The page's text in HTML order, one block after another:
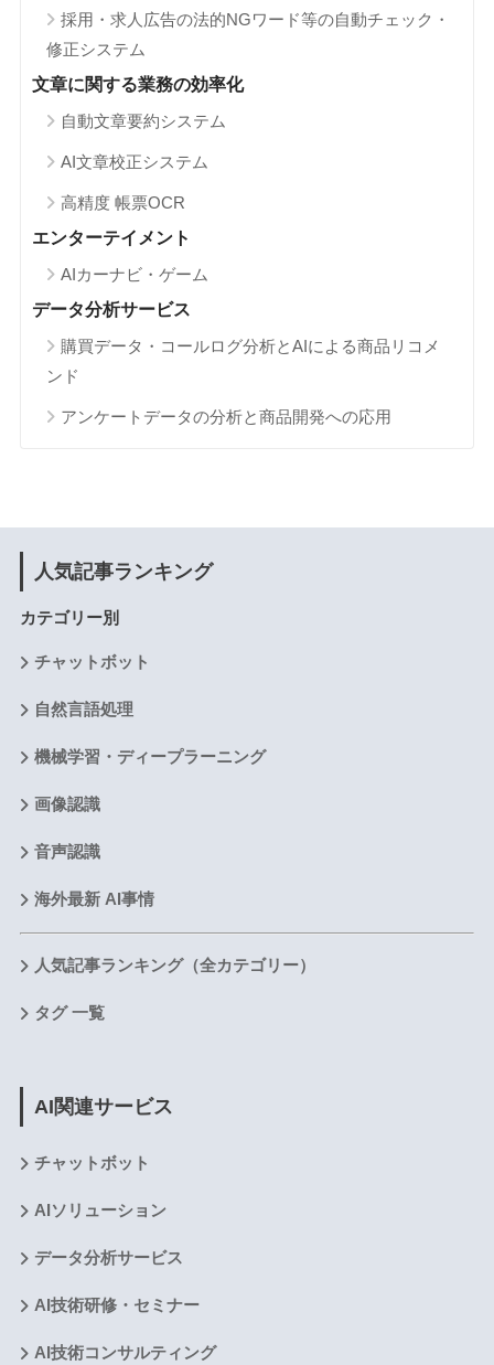
採用・求人広告の法的NGワード等の自動チェック・
修正システム
文章に関する業務の効率化
自動文章要約システム
AI文章校正システム
高精度 帳票OCR
エンターテイメント
AIカーナビ・ゲーム
データ分析サービス
購買データ・コールログ分析とAIによる商品リコメ
ンド
アンケートデータの分析と商品開発への応用
人気記事ランキング
カテゴリー別
チャットボット
自然言語処理
機械学習・ディープラーニング
画像認識
音声認識
海外最新 AI事情
人気記事ランキング（全カテゴリー）
タグ 一覧
AI関連サービス
チャットボット
AIソリューション
データ分析サービス
AI技術研修・セミナー
AI技術コンサルティング